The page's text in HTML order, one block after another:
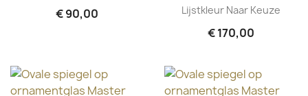
€ 90,00
Lijstkleur Naar Keuze
€ 170,00